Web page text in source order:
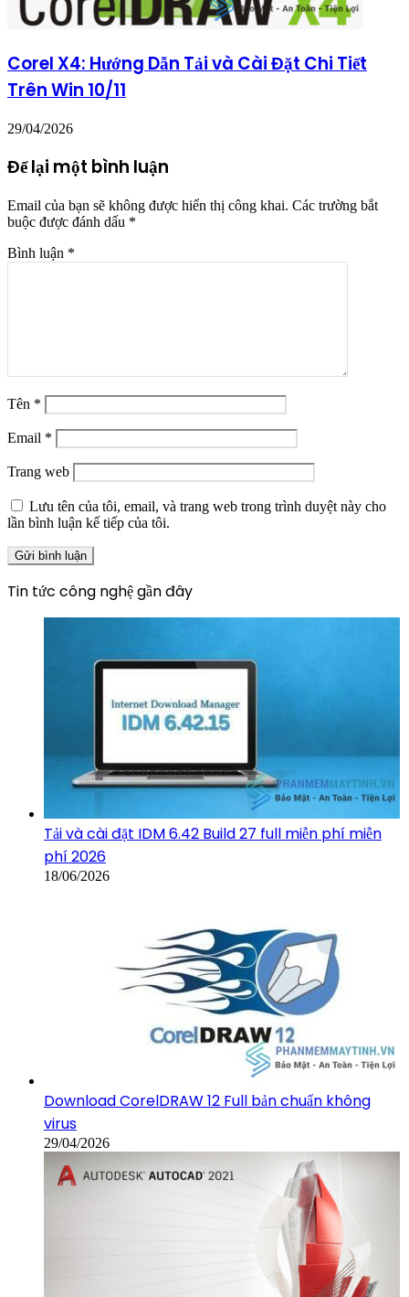
Corel X4: Hướng Dẫn Tải và Cài Đặt Chi Tiết
Trên Win 10/11
29/04/2026
Để lại một bình luận
Email của bạn sẽ không được hiển thị công khai. Các trường bắt
buộc được đánh dấu *
Bình luận *
Tên *
Email *
Trang web
Lưu tên của tôi, email, và trang web trong trình duyệt này cho
lần bình luận kế tiếp của tôi.
Tin tức công nghệ gần đây
Tải và cài đặt IDM 6.42 Build 27 full miễn phí miễn
phí 2026
18/06/2026
Download CorelDRAW 12 Full bản chuẩn không
virus
29/04/2026